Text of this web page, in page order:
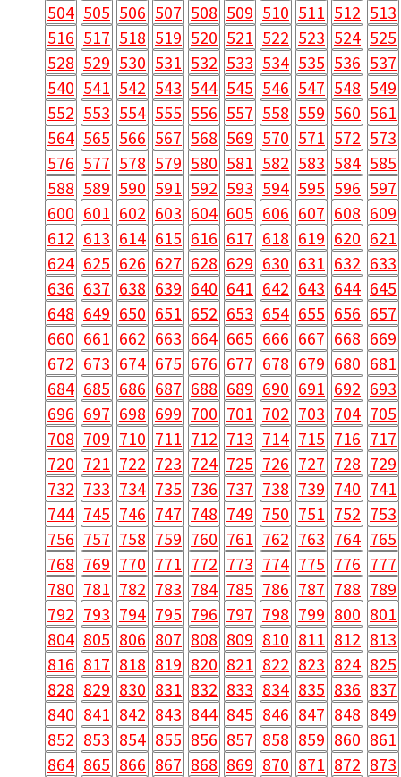
504 505 506 507 508 509 510 511 512 513
516 517 518 519 520 521 522 523 524 525
528 529 530 531 532 533 534 535 536 537
540 541 542 543 544 545 546 547 548 549
552 553 554 555 556 557 558 559 560 561
564 565 566 567 568 569 570 571 572 573
576 577 578 579 580 581 582 583 584 585
588 589 590 591 592 593 594 595 596 597
600 601 602 603 604 605 606 607 608 609
612 613 614 615 616 617 618 619 620 621
624 625 626 627 628 629 630 631 632 633
636 637 638 639 640 641 642 643 644 645
648 649 650 651 652 653 654 655 656 657
660 661 662 663 664 665 666 667 668 669
672 673 674 675 676 677 678 679 680 681
684 685 686 687 688 689 690 691 692 693
696 697 698 699 700 701 702 703 704 705
708 709 710 711 712 713 714 715 716 717
720 721 722 723 724 725 726 727 728 729
732 733 734 735 736 737 738 739 740 741
744 745 746 747 748 749 750 751 752 753
756 757 758 759 760 761 762 763 764 765
768 769 770 771 772 773 774 775 776 777
780 781 782 783 784 785 786 787 788 789
792 793 794 795 796 797 798 799 800 801
804 805 806 807 808 809 810 811 812 813
816 817 818 819 820 821 822 823 824 825
828 829 830 831 832 833 834 835 836 837
840 841 842 843 844 845 846 847 848 849
852 853 854 855 856 857 858 859 860 861
864 865 866 867 868 869 870 871 872 873